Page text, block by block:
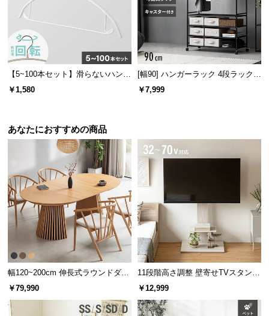
丈夫でしなやかなPP製トレー
軽量かつ丈夫なPP製トレーを採用。柔らかくしなやかな素材で、スチ
ール製のように鋭利な部分が無いため安心です。
通気性の良いパンチング仕様
【5~100本セット】滑らないハンガ
ー バー付き
￥1,580
[幅90] ハンガーラック 4段ラック収
納 キャスター付き
￥7,999
あなたにおすすめの商品
幅120~200cm 伸長式ラウンドダイ
ニングテーブル 6人掛け 天然木突
板 美しい格子デザイン
￥79,990
11段階高さ調整 壁寄せTVスタンド
キャスター付き 上下左右角度調節
￥12,999